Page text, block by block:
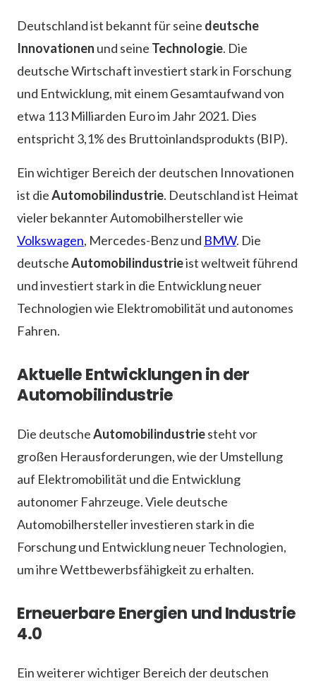
Deutschland ist bekannt für seine deutsche
Innovationen und seine Technologie. Die
deutsche Wirtschaft investiert stark in Forschung
und Entwicklung, mit einem Gesamtaufwand von
etwa 113 Milliarden Euro im Jahr 2021. Dies
entspricht 3,1% des Bruttoinlandsprodukts (BIP).
Ein wichtiger Bereich der deutschen Innovationen
ist dieAutomobilindustrie. Deutschland ist Heimat
vieler bekannter Automobilhersteller wie
Volkswagen, Mercedes-Benz und BMW. Die
deutscheAutomobilindustrieist weltweit führend
und investiert stark in die Entwicklung neuer
Technologien wie Elektromobilität und autonomes
Fahren.
Aktuelle Entwicklungen in der
Automobilindustrie
Die deutscheAutomobilindustriesteht vor
großen Herausforderungen, wie der Umstellung
auf Elektromobilität und die Entwicklung
autonomer Fahrzeuge. Viele deutsche
Automobilhersteller investieren stark in die
Forschung und Entwicklung neuer Technologien,
um ihre Wettbewerbsfähigkeit zu erhalten.
Erneuerbare Energien und Industrie
4.0
Ein weiterer wichtiger Bereich der deutschen